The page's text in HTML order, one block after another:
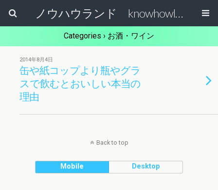
ノウハウランド knowhowland
Categories › お酒・ワイン
2014年8月4日
缶や紙コップより瓶やグラ
スで飲むとおいしい本当の
理由
Back to top
Mobile Desktop